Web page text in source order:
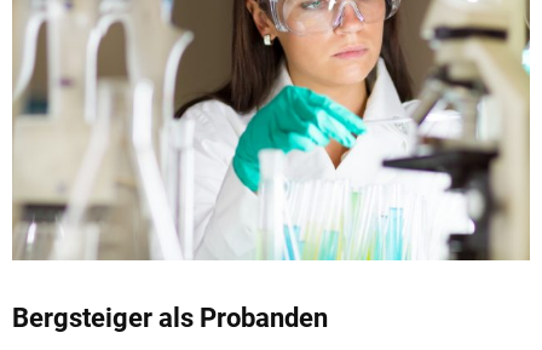
Bergsteiger als Probanden